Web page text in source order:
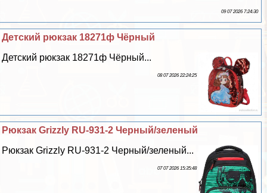
09 07 2026 7:24:30
Детский рюкзак 18271ф Чёрный
Детский рюкзак 18271ф Чёрный...
08 07 2026 22:24:25
Рюкзак Grizzly RU-931-2 Черный/зеленый
Рюкзак Grizzly RU-931-2 Черный/зеленый...
07 07 2026 15:35:48